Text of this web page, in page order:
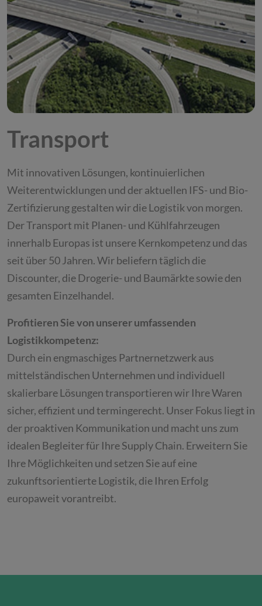
Transport
Mit innovativen Lösungen, kontinuierlichen
Weiterentwicklungen und der aktuellen IFS- und Bio-
Zertifizierung gestalten wir die Logistik von morgen.
Der Transport mit Planen- und Kühlfahrzeugen
innerhalb Europas ist unsere Kernkompetenz und das
seit über 50 Jahren. Wir beliefern täglich die
Discounter, die Drogerie- und Baumärkte sowie den
gesamten Einzelhandel.
Profitieren Sie von unserer umfassenden
Logistikkompetenz:
Durch ein engmaschiges Partnernetzwerk aus
mittelständischen Unternehmen und individuell
skalierbare Lösungen transportieren wir Ihre Waren
sicher, effizient und termingerecht. Unser Fokus liegt in
der proaktiven Kommunikation und macht uns zum
idealen Begleiter für Ihre Supply Chain. Erweitern Sie
Ihre Möglichkeiten und setzen Sie auf eine
zukunftsorientierte Logistik, die Ihren Erfolg
europaweit vorantreibt.